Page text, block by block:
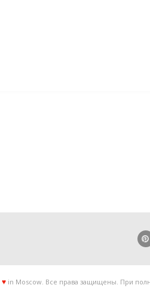
♥ in Moscow. Все права защищены. При